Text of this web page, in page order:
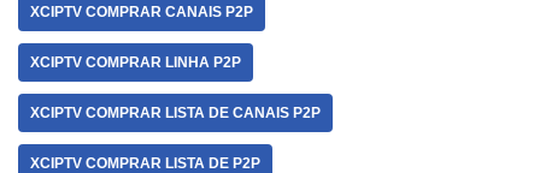
XCIPTV COMPRAR CANAIS P2P
XCIPTV COMPRAR LINHA P2P
XCIPTV COMPRAR LISTA DE CANAIS P2P
XCIPTV COMPRAR LISTA DE P2P